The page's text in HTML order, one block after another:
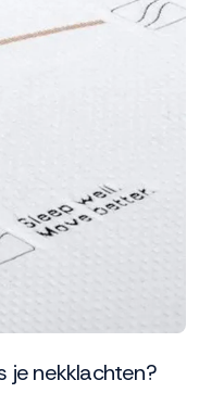
je nekklachten?